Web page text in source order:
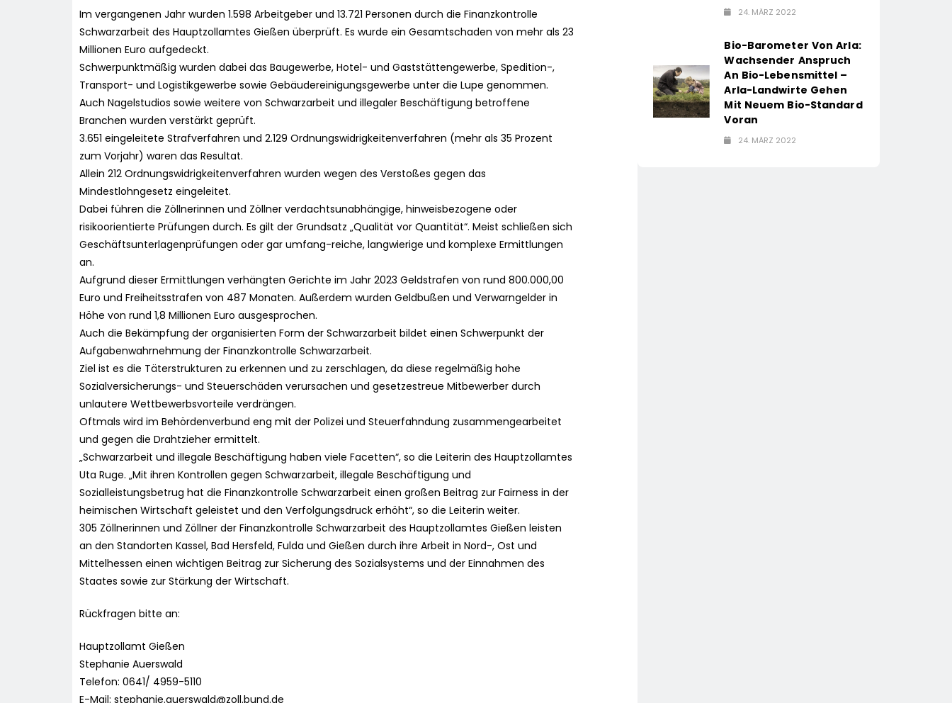
Im vergangenen Jahr wurden 1.598 Arbeitgeber und 13.721 Personen durch die Finanzkontrolle
Schwarzarbeit des Hauptzollamtes Gießen überprüft. Es wurde ein Gesamtschaden von mehr als 23
Millionen Euro aufgedeckt.
Schwerpunktmäßig wurden dabei das Baugewerbe, Hotel- und Gaststättengewerbe, Spedition-,
Transport- und Logistikgewerbe sowie Gebäudereinigungsgewerbe unter die Lupe genommen.
Auch Nagelstudios sowie weitere von Schwarzarbeit und illegaler Beschäftigung betroffene
Branchen wurden verstärkt geprüft.
3.651 eingeleitete Strafverfahren und 2.129 Ordnungswidrigkeitenverfahren (mehr als 35 Prozent
zum Vorjahr) waren das Resultat.
Allein 212 Ordnungswidrigkeitenverfahren wurden wegen des Verstoßes gegen das
Mindestlohngesetz eingeleitet.
Dabei führen die Zöllnerinnen und Zöllner verdachtsunabhängige, hinweisbezogene oder
risikoorientierte Prüfungen durch. Es gilt der Grundsatz „Qualität vor Quantität“. Meist schließen sich
Geschäftsunterlagenprüfungen oder gar umfang-reiche, langwierige und komplexe Ermittlungen
an.
Aufgrund dieser Ermittlungen verhängten Gerichte im Jahr 2023 Geldstrafen von rund 800.000,00
Euro und Freiheitsstrafen von 487 Monaten. Außerdem wurden Geldbußen und Verwarngelder in
Höhe von rund 1,8 Millionen Euro ausgesprochen.
Auch die Bekämpfung der organisierten Form der Schwarzarbeit bildet einen Schwerpunkt der
Aufgabenwahrnehmung der Finanzkontrolle Schwarzarbeit.
Ziel ist es die Täterstrukturen zu erkennen und zu zerschlagen, da diese regelmäßig hohe
Sozialversicherungs- und Steuerschäden verursachen und gesetzestreue Mitbewerber durch
unlautere Wettbewerbsvorteile verdrängen.
Oftmals wird im Behördenverbund eng mit der Polizei und Steuerfahndung zusammengearbeitet
und gegen die Drahtzieher ermittelt.
„Schwarzarbeit und illegale Beschäftigung haben viele Facetten“, so die Leiterin des Hauptzollamtes
Uta Ruge. „Mit ihren Kontrollen gegen Schwarzarbeit, illegale Beschäftigung und
Sozialleistungsbetrug hat die Finanzkontrolle Schwarzarbeit einen großen Beitrag zur Fairness in der
heimischen Wirtschaft geleistet und den Verfolgungsdruck erhöht“, so die Leiterin weiter.
305 Zöllnerinnen und Zöllner der Finanzkontrolle Schwarzarbeit des Hauptzollamtes Gießen leisten
an den Standorten Kassel, Bad Hersfeld, Fulda und Gießen durch ihre Arbeit in Nord-, Ost und
Mittelhessen einen wichtigen Beitrag zur Sicherung des Sozialsystems und der Einnahmen des
Staates sowie zur Stärkung der Wirtschaft.
Rückfragen bitte an:
Hauptzollamt Gießen
Stephanie Auerswald
Telefon: 0641/ 4959-5110
E-Mail: stephanie.auerswald@zoll.bund.de
24. MÄRZ 2022
Bio-Barometer Von Arla:
Wachsender Anspruch
An Bio-Lebensmittel –
Arla-Landwirte Gehen
Mit Neuem Bio-Standard
Voran
24. MÄRZ 2022